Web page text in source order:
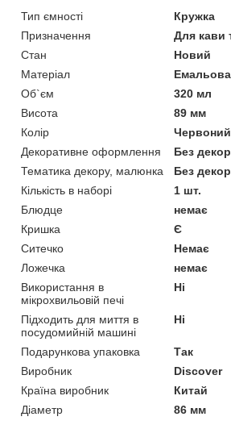
Тип ємності
Кружка
Призначення
Для кави
Стан
Новий
Матеріал
Об`єм
320 мл
Висота
89 мм
Колір
Червоний
Декоративне оформлення
Без
Тематика декору, малюнка
Без
Кількість в наборі
1 шт.
Блюдце
немає
Кришка
Є
Ситечко
Немає
Ложечка
немає
Використання в
мікрохвильовій печі
Ні
Підходить для миття в
посудомийній машині
Ні
Подарункова упаковка
Так
Виробник
Discover
Країна виробник
Китай
Діаметр
86 мм